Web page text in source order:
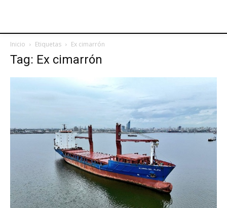
Inicio Etiquetas Ex cimarrón
Tag: Ex cimarrón